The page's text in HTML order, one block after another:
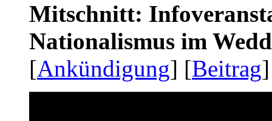
Mitschnitt:
Nationalismus im
[Ankündigung] [Beitrag